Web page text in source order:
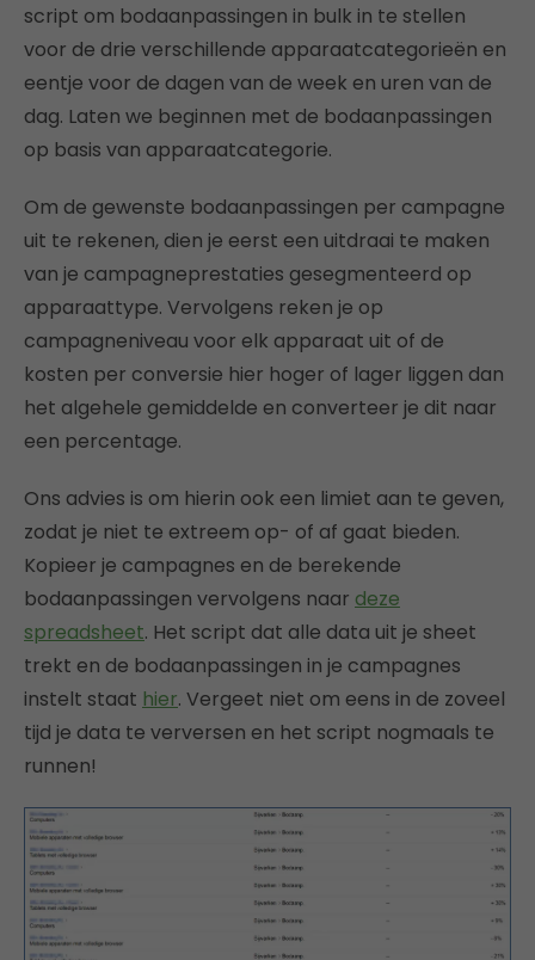
script om bodaanpassingen in bulk in te stellen
voor de drie verschillende apparaatcategorieën en
eentje voor de dagen van de week en uren van de
dag. Laten we beginnen met de bodaanpassingen
op basis van apparaatcategorie.
Om de gewenste bodaanpassingen per campagne
uit te rekenen, dien je eerst een uitdraai te maken
van je campagneprestaties gesegmenteerd op
apparaattype. Vervolgens reken je op
campagneniveau voor elk apparaat uit of de
kosten per conversie hier hoger of lager liggen dan
het algehele gemiddelde en converteer je dit naar
een percentage.
Ons advies is om hierin ook een limiet aan te geven,
zodat je niet te extreem op- of af gaat bieden.
Kopieer je campagnes en de berekende
bodaanpassingen vervolgens naar deze
spreadsheet. Het script dat alle data uit je sheet
trekt en de bodaanpassingen in je campagnes
instelt staat hier. Vergeet niet om eens in de zoveel
tijd je data te verversen en het script nogmaals te
runnen!